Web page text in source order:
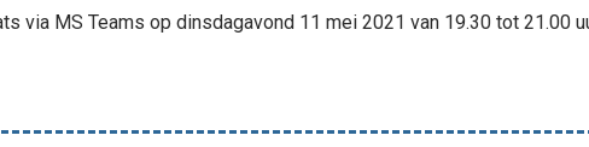
via MS Teams op dinsdagavond 11 mei 2021 van 19.30 tot 21.00